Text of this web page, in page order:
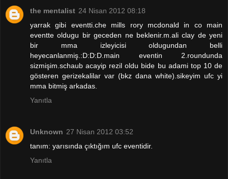
the mentalist 24 Nisan 2012 08:18
yarrak gibi eventti.che mills rory mcdonald in co main
eventte oldugu bir geceden ne beklenir.m.ali clay de yeni
bir mma izleyicisi oldugundan belli
heyecanlanmiş.:D:D:D.main eventin 2.roundunda
sizmişim.schaub acayip rezil oldu bide bu adami top 10 de
gösteren gerizekalilar var (bkz dana white).sikeyim ufc yi
mma bitmiş arkadas.
Yanıtla
Unknown 27 Nisan 2012 03:52
tanım: yarısında çıktığım ufc eventidir.
Yanıtla